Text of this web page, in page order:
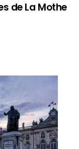
de La Mothe